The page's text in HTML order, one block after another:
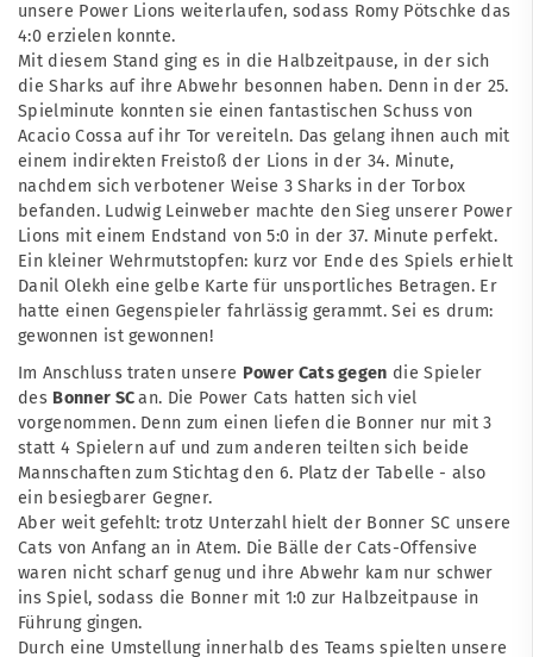
unsere Power Lions weiterlaufen, sodass Romy Pötschke das
4:0 erzielen konnte.
Mit diesem Stand ging es in die Halbzeitpause, in der sich
die Sharks auf ihre Abwehr besonnen haben. Denn in der 25.
Spielminute konnten sie einen fantastischen Schuss von
Acacio Cossa auf ihr Tor vereiteln. Das gelang ihnen auch mit
einem indirekten Freistoß der Lions in der 34. Minute,
nachdem sich verbotener Weise 3 Sharks in der Torbox
befanden. Ludwig Leinweber machte den Sieg unserer Power
Lions mit einem Endstand von 5:0 in der 37. Minute perfekt.
Ein kleiner Wehrmutstopfen: kurz vor Ende des Spiels erhielt
Danil Olekh eine gelbe Karte für unsportliches Betragen. Er
hatte einen Gegenspieler fahrlässig gerammt. Sei es drum:
gewonnen ist gewonnen!
Im Anschluss traten unsere Power Cats gegen die Spieler
des Bonner SCan. Die Power Cats hatten sich viel
vorgenommen. Denn zum einen liefen die Bonner nur mit 3
statt 4 Spielern auf und zum anderen teilten sich beide
Mannschaften zum Stichtag den 6. Platz der Tabelle - also
ein besiegbarer Gegner.
Aber weit gefehlt: trotz Unterzahl hielt der Bonner SC unsere
Cats von Anfang an in Atem. Die Bälle der Cats-Offensive
waren nicht scharf genug und ihre Abwehr kam nur schwer
ins Spiel, sodass die Bonner mit 1:0 zur Halbzeitpause in
Führung gingen.
Durch eine Umstellung innerhalb des Teams spielten unsere